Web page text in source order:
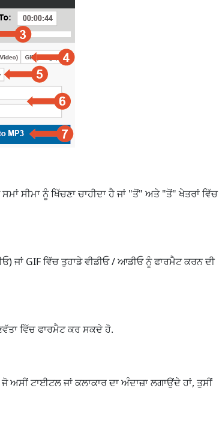
ਸੀਮਾ ਨੂੰ ਖਿੱਚਣਾ ਚਾਹੀਦਾ ਹੈ ਜਾਂ "ਤੋਂ" ਅਤੇ "ਤੋਂ" ਖੇਤਰਾਂ ਵਿੱਚ
ਜਾਂ GIF ਵਿੱਚ ਤੁਹਾਡੇ ਵੀਡੀਓ / ਆਡੀਓ ਨੂੰ ਫਾਰਮੈਟ ਕਰਨ ਦੀ
ਵਿੱਚ ਫਾਰਮੈਟ ਕਰ ਸਕਦੇ ਹੋ.
ਟਾਈਟਲ ਜਾਂ ਕਲਾਕਾਰ ਦਾ ਅੰਦਾਜ਼ਾ ਲਗਾਉਂਦੇ ਹਾਂ, ਤੁਸੀਂ